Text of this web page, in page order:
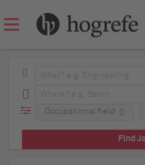
Occupational field